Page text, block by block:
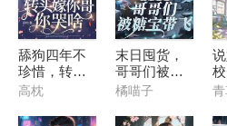
舔狗四年不
珍惜，转头
嫁你哥你哭
高枕
末日囤货，
哥哥们被糖
宝带飞
橘喵子